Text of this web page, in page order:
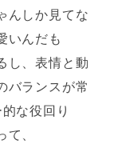
んしか見てな
いんだも
し、表情と動
バランスが常
な役回り
、